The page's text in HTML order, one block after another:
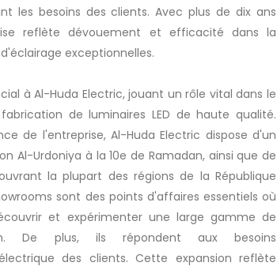
les besoins des clients. Avec plus de dix ans
reflète dévouement et efficacité dans la
exceptionnelles.
à Al-Huda Electric, jouant un rôle vital dans le
de luminaires LED de haute qualité.
de l'entreprise, Al-Huda Electric dispose d'un
Al-Urdoniya à la 10e de Ramadan, ainsi que de
la plupart des régions de la République
sont des points d'affaires essentiels où
et expérimenter une large gamme de
De plus, ils répondent aux besoins
des clients. Cette expansion reflète